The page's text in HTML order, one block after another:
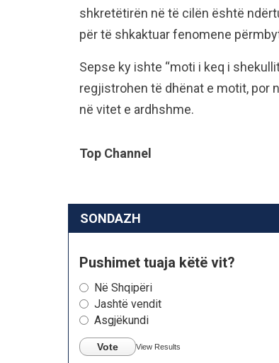
shkretëtirën në të cilën është
për të shkaktuar fenomene
Sepse ky ishte “moti i keq i
regjistrohen të dhënat e motit, por
në vitet e ardhshme.
Top Channel
SONDAZH
Pushimet tuaja këtë vit?
Në Shqipëri
Jashtë vendit
Asgjëkundi
Vote View Results